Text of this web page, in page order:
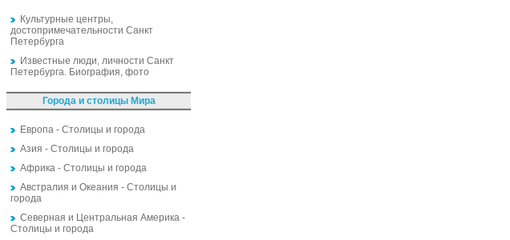
Культурные центры,
достопримечательности Санкт
Петербурга
Известные люди, личности Санкт
Петербурга. Биография, фото
Города и столицы Мира
Европа - Столицы и города
Азия - Столицы и города
Африка - Столицы и города
Австралия и Океания - Столицы и
города
Северная и Центральная Америка -
Столицы и города